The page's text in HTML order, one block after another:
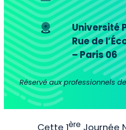
Université
Rue de
– Paris 06
Réservé aux professionnels
ère